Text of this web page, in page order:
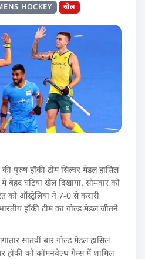
HOCKEY खेल
पुरुष हॉकी टीम सिल्वर मेडल हासिल
घटिया खेल दिखाया. सोमवार को
ऑस्ट्रेलिया ने 7-0 से करारी
हॉकी टीम का गोल्ड मेडल जीतने
सातवीं बार गोल्ड मेडल हासिल
हॉकी को कॉमनवेल्थ गेम्स में शामिल